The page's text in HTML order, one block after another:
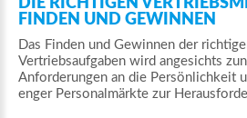
DIE RICHTIGEN
FINDEN UND GEWINNEN
Das Finden und Gewinnen der
Vertriebsaufgaben wird angesichts
Anforderungen an die Persönlichkeit
enger Personalmärkte zur